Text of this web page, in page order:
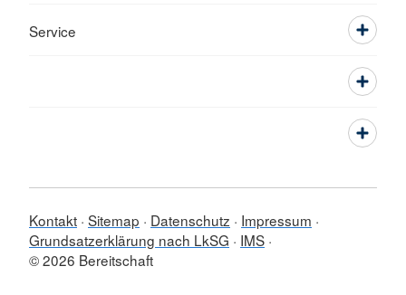
Service
Kontakt Sitemap Datenschutz
Impressum
Grundsatzerklärung nach LkSG
IMS
© 2026 Bereitschaft